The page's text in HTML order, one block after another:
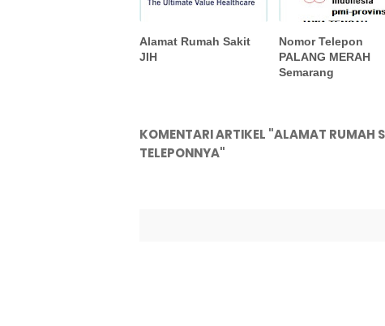
Alamat Rumah Sakit
JIH
Nomor Telepon
PALANG MERAH
Semarang
KOMENTARI ARTIKEL "ALAMAT RUMAH
TELEPONNYA"